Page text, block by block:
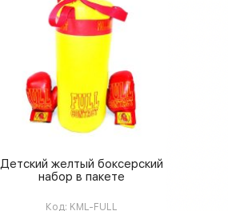
Детский желтый боксерский
набор в пакете
Код: KML-FULL